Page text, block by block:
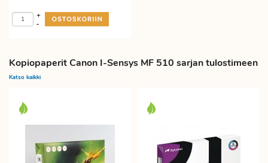
-
+
Kopiopaperit Canon I-Sensys MF 510 sarjan tulostimeen
Katso kaikki